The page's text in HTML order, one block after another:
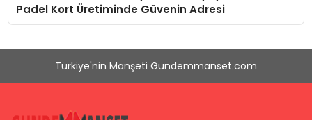
Padel Kort Üretiminde Güvenin Adresi
Türkiye'nin Manşeti Gundemmanset.com